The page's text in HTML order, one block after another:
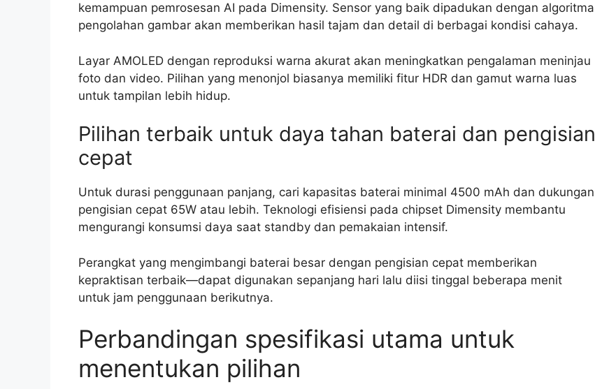
kemampuan pemrosesan AI pada Dimensity. Sensor yang baik dipadukan dengan algoritma
pengolahan gambar akan memberikan hasil tajam dan detail di berbagai kondisi cahaya.
Layar AMOLED dengan reproduksi warna akurat akan meningkatkan pengalaman meninjau
foto dan video. Pilihan yang menonjol biasanya memiliki fitur HDR dan gamut warna luas
untuk tampilan lebih hidup.
Pilihan terbaik untuk daya tahan baterai dan pengisian
cepat
Untuk durasi penggunaan panjang, cari kapasitas baterai minimal 4500 mAh dan dukungan
pengisian cepat 65W atau lebih. Teknologi efisiensi pada chipset Dimensity membantu
mengurangi konsumsi daya saat standby dan pemakaian intensif.
Perangkat yang mengimbangi baterai besar dengan pengisian cepat memberikan
kepraktisan terbaik—dapat digunakan sepanjang hari lalu diisi tinggal beberapa menit
untuk jam penggunaan berikutnya.
Perbandingan spesifikasi utama untuk
menentukan pilihan